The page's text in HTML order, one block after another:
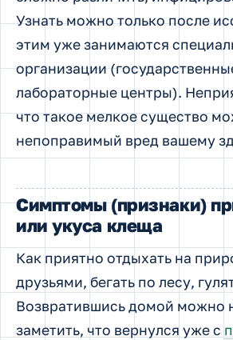
Узнать можно только после
этим уже занимаются
организации
лабораторные центры).
что такое мелкое существо
непоправимый вред вашему
Симптомы (признаки)
или укуса клеща
Как приятно отдыхать на
друзьями, бегать по лесу,
Возвратившись домой можно
заметить, что вернулся уже с